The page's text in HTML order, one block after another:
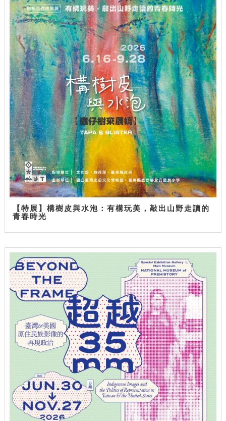
【特展】構樹皮與水泡：有構玩美，敲出山野走讀的
青春時光